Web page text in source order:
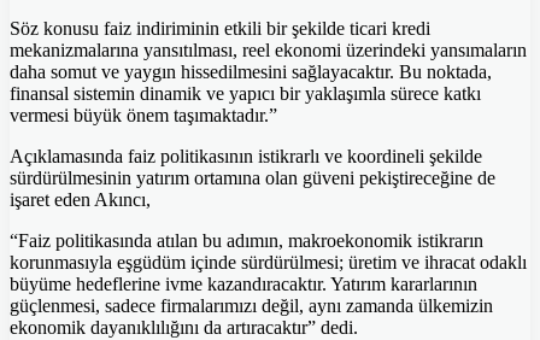
Söz konusu faiz indiriminin etkili bir şekilde ticari kredi
mekanizmalarına yansıtılması, reel ekonomi üzerindeki yansımaların
daha somut ve yaygın hissedilmesini sağlayacaktır. Bu noktada,
finansal sistemin dinamik ve yapıcı bir yaklaşımla sürece katkı
vermesi büyük önem taşımaktadır.”
Açıklamasında faiz politikasının istikrarlı ve koordineli şekilde
sürdürülmesinin yatırım ortamına olan güveni pekiştireceğine de
işaret eden Akıncı,
“Faiz politikasında atılan bu adımın, makroekonomik istikrarın
korunmasıyla eşgüdüm içinde sürdürülmesi; üretim ve ihracat odaklı
büyüme hedeflerine ivme kazandıracaktır. Yatırım kararlarının
güçlenmesi, sadece firmalarımızı değil, aynı zamanda ülkemizin
ekonomik dayanıklılığını da artıracaktır” dedi.